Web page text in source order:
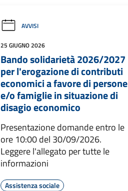
AVVISI
25 GIUGNO 2026
Bando solidarietà 2026/2027
per l'erogazione di contributi
economici a favore di persone
e/o famiglie in situazione di
disagio economico
Presentazione domande entro le
ore 10:00 del 30/09/2026.
Leggere l'allegato per tutte le
informazioni
Assistenza sociale